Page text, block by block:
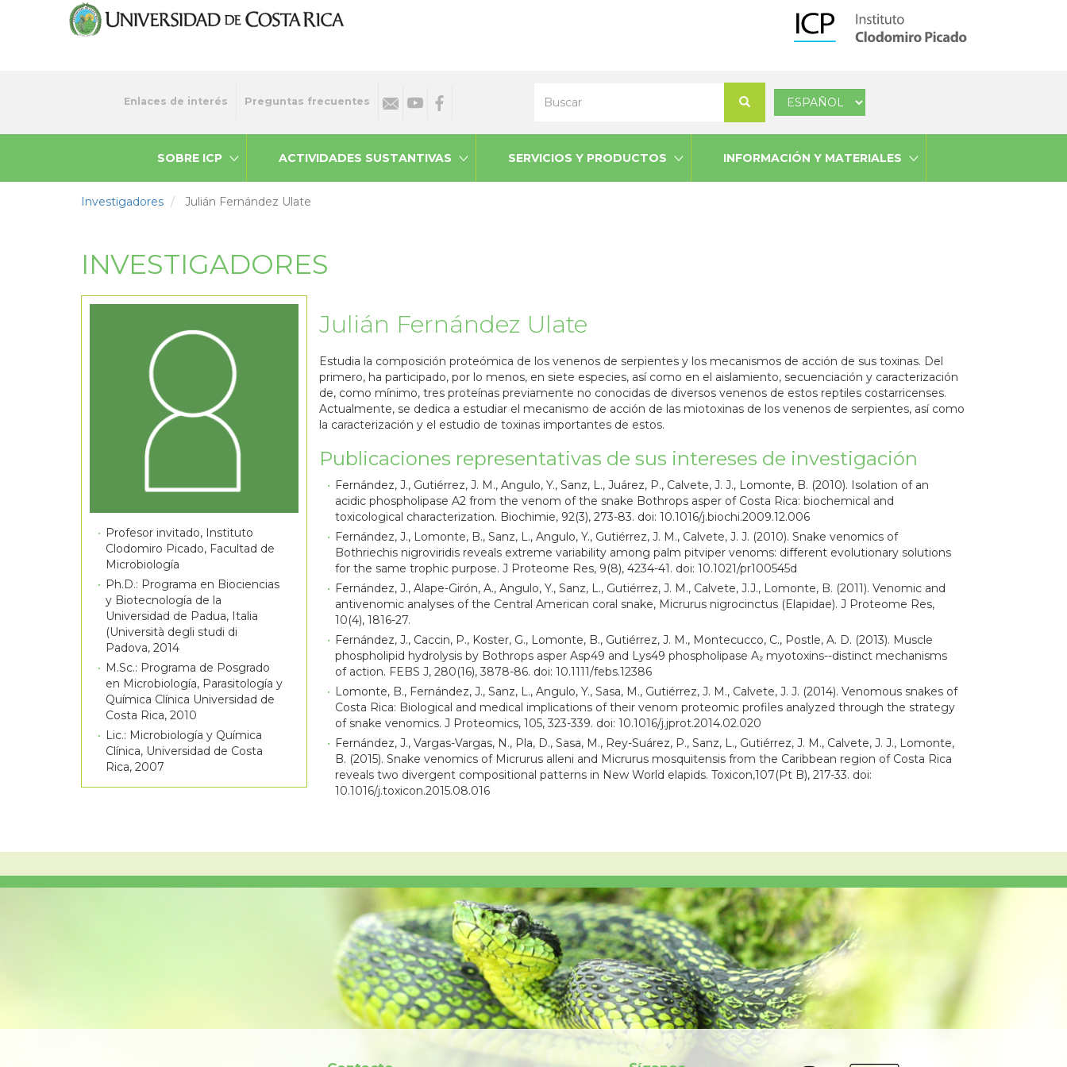
MenuEnlaces de interés Preguntas frecuentes
Buscar
Select
SOBRE ICP ACTIVIDADES SUSTANTIVAS SERVICIOS Y PRODUCTOS INFORMACIÓN Y MATERIALES
Investigadores Julián Fernández Ulate
INVESTIGADORES
Profesor invitado, Instituto
Clodomiro Picado, Facultad de
Microbiología
Ph.D.: Programa en Biociencias
y Biotecnología de la
Universidad de Padua, Italia
(Università degli studi di
Padova, 2014
M.Sc.: Programa de Posgrado
en Microbiología, Parasitología y
Química Clínica Universidad de
Costa Rica, 2010
Lic.: Microbiología y Química
Clínica, Universidad de Costa
Rica, 2007
Julián Fernández Ulate
Estudia la composición proteómica de los venenos de serpientes y los mecanismos de acción de sus toxinas. Del
primero, ha participado, por lo menos, en siete especies, así como en el aislamiento, secuenciación y caracterización
de, como mínimo, tres proteínas previamente no conocidas de diversos venenos de estos reptiles costarricenses.
Actualmente, se dedica a estudiar el mecanismo de acción de las miotoxinas de los venenos de serpientes, así como
la caracterización y el estudio de toxinas importantes de estos.
Publicaciones representativas de sus intereses de investigación
Fernández, J., Gutiérrez, J. M., Angulo, Y., Sanz, L., Juárez, P., Calvete, J. J., Lomonte, B. (2010). Isolation of an
acidic phospholipase A2 from the venom of the snake Bothrops asper of Costa Rica: biochemical and
toxicological characterization. Biochimie, 92(3), 273-83. doi: 10.1016/j.biochi.2009.12.006
Fernández, J., Lomonte, B., Sanz, L., Angulo, Y., Gutiérrez, J. M., Calvete, J. J. (2010). Snake venomics of
Bothriechis nigroviridis reveals extreme variability among palm pitviper venoms: different evolutionary solutions
for the same trophic purpose. J Proteome Res, 9(8), 4234-41. doi: 10.1021/pr100545d
Fernández, J., Alape-Girón, A., Angulo, Y., Sanz, L., Gutiérrez, J. M., Calvete, J.J., Lomonte, B. (2011). Venomic and
antivenomic analyses of the Central American coral snake, Micrurus nigrocinctus (Elapidae). J Proteome Res,
10(4), 1816-27.
Fernández, J., Caccin, P., Koster, G., Lomonte, B., Gutiérrez, J. M., Montecucco, C., Postle, A. D. (2013). Muscle
phospholipid hydrolysis by Bothrops asper Asp49 and Lys49 phospholipase A₂ myotoxins--distinct mechanisms
of action. FEBS J, 280(16), 3878-86. doi: 10.1111/febs.12386
Lomonte, B., Fernández, J., Sanz, L., Angulo, Y., Sasa, M., Gutiérrez, J. M., Calvete, J. J. (2014). Venomous snakes of
Costa Rica: Biological and medical implications of their venom proteomic profiles analyzed through the strategy
of snake venomics. J Proteomics, 105, 323-339. doi: 10.1016/j.jprot.2014.02.020
Fernández, J., Vargas-Vargas, N., Pla, D., Sasa, M., Rey-Suárez, P., Sanz, L., Gutiérrez, J. M., Calvete, J. J., Lomonte,
B. (2015). Snake venomics of Micrurus alleni and Micrurus mosquitensis from the Caribbean region of Costa Rica
reveals two divergent compositional patterns in New World elapids. Toxicon,107(Pt B), 217-33. doi:
10.1016/j.toxicon.2015.08.016